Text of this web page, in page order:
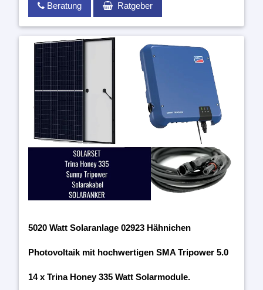
Beratung Ratgeber
5020 Watt Solaranlage 02923 Hähnichen
Photovoltaik mit hochwertigen SMA Tripower 5.0
14 x Trina Honey 335 Watt Solarmodule.